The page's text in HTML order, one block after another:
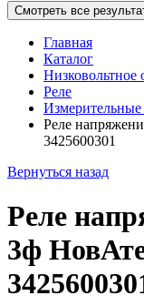
Смотреть все
Главная
Каталог
Низковольтное
Реле
Измерительные
Реле
3425600301
Вернуться назад
Реле
3ф